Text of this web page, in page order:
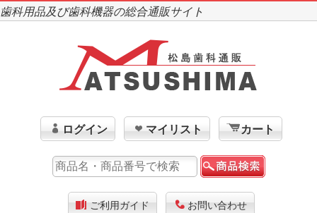
歯科用品及び歯科機器の総合通販サイト
ログイン マイリスト カート
ご利用ガイド お問い合わせ